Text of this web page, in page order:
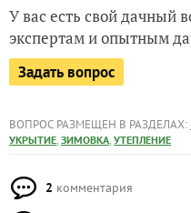
У вас есть свой дачный
экспертам и опытным
Задать вопрос
ВОПРОС РАЗМЕЩЕН В РАЗДЕЛАХ:
УКРЫТИЕ, ЗИМОВКА, УТЕПЛЕНИЕ
2 комментария